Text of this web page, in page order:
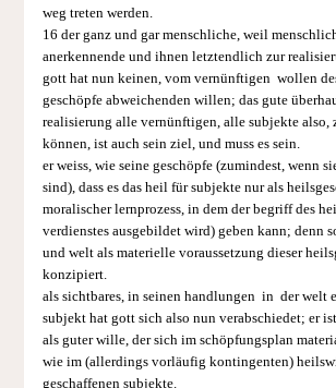
weg treten werden.
16 der ganz und gar menschliche, weil
anerkennende und ihnen letztendlich zur
gott hat nun keinen, vom vernünftigen wollen
geschöpfe abweichenden willen; das gute
realisierung alle vernünftigen, alle subjekte also,
können, ist auch sein ziel, und muss es sein.
er weiss, wie seine geschöpfe (zumindest, wenn
sind), dass es das heil für subjekte nur als
moralischer lernprozess, in dem der begriff des
verdienstes ausgebildet wird) geben kann; denn
und welt als materielle vor­aussetzung dieser
konzipiert.
als sichtbares, in seinen handlungen in der welt
subjekt hat gott sich also nun verabschiedet; er
als guter wille, der sich im schöpfungsplan
wie im (allerdings vorläufig kontingenten)
geschaffenen subjekte.